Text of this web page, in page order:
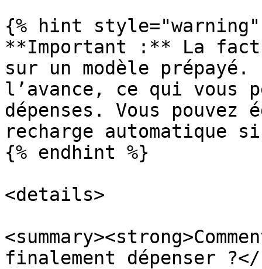
{% hint style="warning"
**Important :** La
sur un modèle
l’avance, ce qui vous
dépenses. Vous
recharge automatique
{% endhint %}
<details>
finalement dépenser ?</